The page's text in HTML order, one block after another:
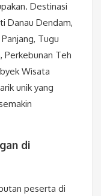
Destinasi
Danau Dendam,
Tugu
Perkebunan Teh
Wisata
unik yang
di
peserta di